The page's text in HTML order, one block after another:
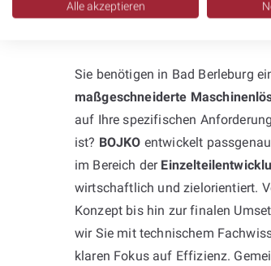
Sie benötigen in Bad Berleburg
maßgeschneiderte
auf Ihre spezifischen
ist? BOJKO entwickelt
im Bereich der
wirtschaftlich und zielorientiert.
Konzept bis hin zur finalen
wir Sie mit technischem
klaren Fokus auf Effizienz.
Alle akzeptieren